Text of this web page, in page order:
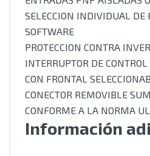
SELECCION INDIVIDUAL DE
SOFTWARE
PROTECCION CONTRA
INTERRUPTOR DE
CON FRONTAL
CONECTOR REMOVIBLE
CONFORME A LA NORMA
Información